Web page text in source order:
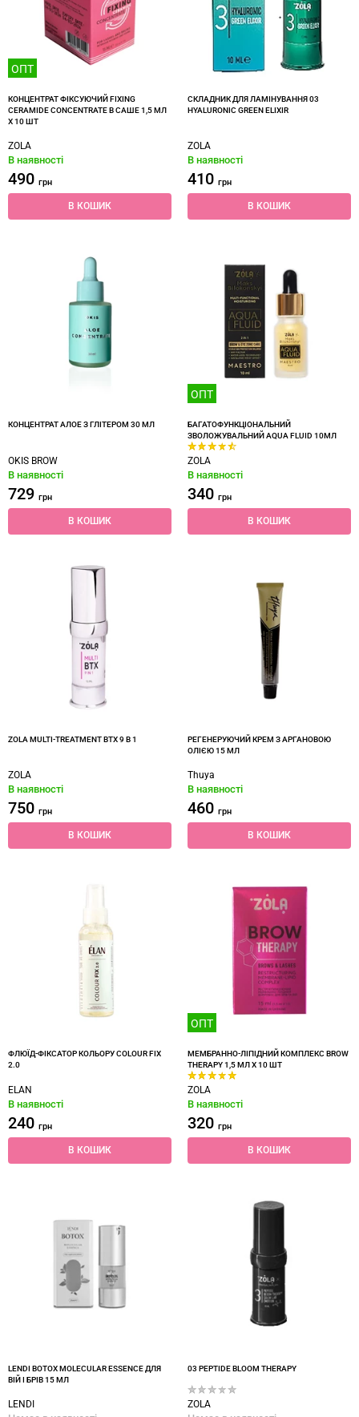
ОПТ
КОНЦЕНТРАТ ФІКСУЮЧИЙ FIXING
CERAMIDE CONCENTRATE В САШЕ 1,5 МЛ
X 10 ШТ
ZOLA
В наявності
490 грн
В КОШИК
СКЛАДНИК ДЛЯ ЛАМІНУВАННЯ 03
HYALURONIC GREEN ELIXIR
ZOLA
В наявності
410 грн
В КОШИК
КОНЦЕНТРАТ АЛОЕ З ГЛІТЕРОМ 30 МЛ
OKIS BROW
В наявності
729 грн
В КОШИК
ОПТ
БАГАТОФУНКЦІОНАЛЬНИЙ
ЗВОЛОЖУВАЛЬНИЙ AQUA FLUID 10МЛ
ZOLA
В наявності
340 грн
В КОШИК
ZOLA MULTI-TREATMENT BTX 9 В 1
ZOLA
В наявності
750 грн
В КОШИК
РЕГЕНЕРУЮЧИЙ КРЕМ З АРГАНОВОЮ
ОЛІЄЮ 15 МЛ
Thuya
В наявності
460 грн
В КОШИК
ФЛЮЇД-ФІКСАТОР КОЛЬОРУ COLOUR FIX
2.0
ELAN
В наявності
240 грн
В КОШИК
ОПТ
МЕМБРАННО-ЛІПІДНИЙ КОМПЛЕКС BROW
THERAPY 1,5 МЛ Х 10 ШТ
ZOLA
В наявності
320 грн
В КОШИК
LENDI BOTOX MOLECULAR ESSENCE ДЛЯ
ВІЙ І БРІВ 15 МЛ
LENDI
03 PEPTIDE BLOOM THERAPY
ZOLA